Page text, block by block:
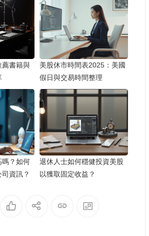
薦書籍與
美股休市時間表2025：美國
假日與交易時間整理
嗎？如何
資訊？
退休人士如何穩健投資美股
以獲取固定收益？